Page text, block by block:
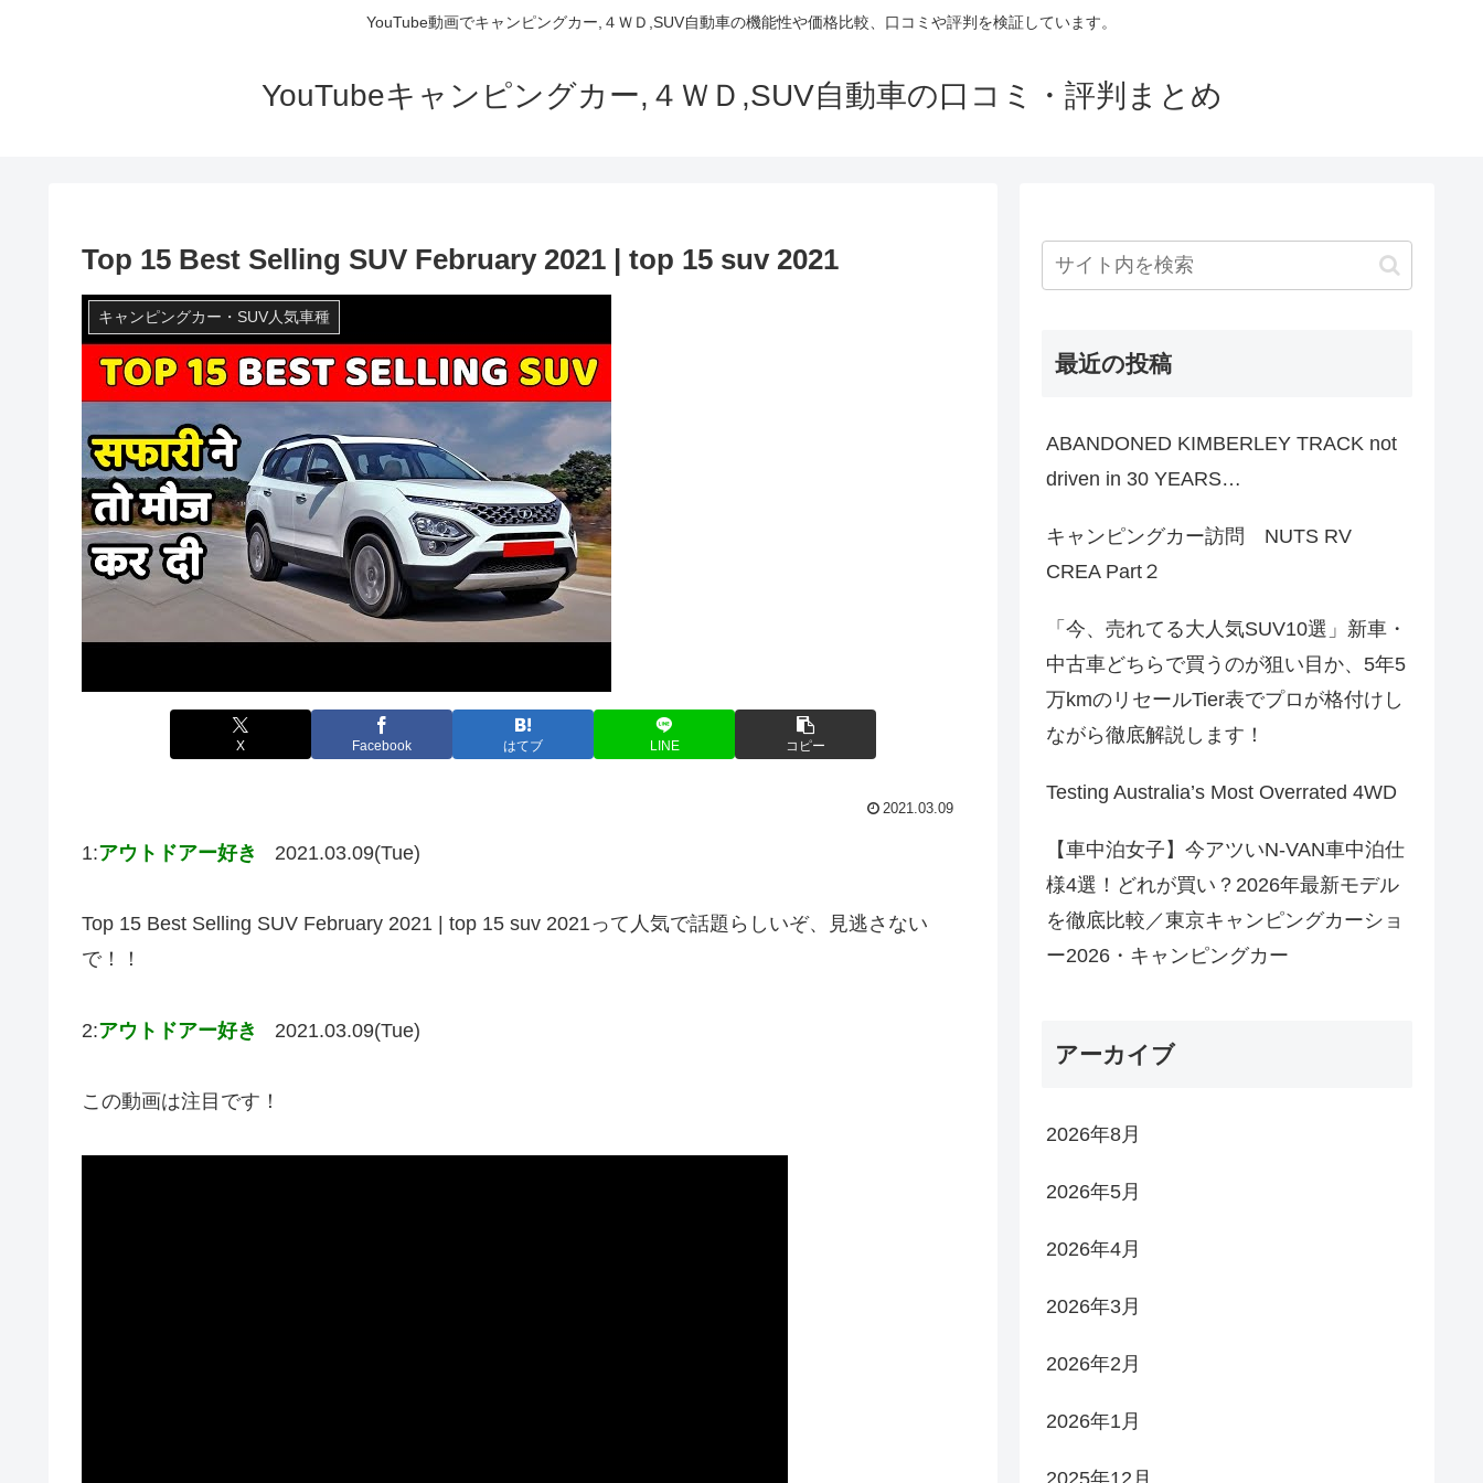
YouTube動画でキャンピングカー,４ＷＤ,SUV自動車の機能性や価格比較、口コミや評判を検証しています。
YouTubeキャンピングカー,４ＷＤ,SUV自動車の口コミ・評判まとめ
Top 15 Best Selling SUV February 2021 | top 15 suv 2021
キャンピングカー・SUV人気車種
X Facebook はてブ LINE コピー
2021.03.09
1:アウトドアー好き 2021.03.09(Tue)
Top 15 Best Selling SUV February 2021 | top 15 suv 2021って人気で話題らしいぞ、見逃さない
で！！
2:アウトドアー好き 2021.03.09(Tue)
この動画は注目です！
最近の投稿
ABANDONED KIMBERLEY TRACK not
driven in 30 YEARS…
キャンピングカー訪問 NUTS RV
CREA Part２
「今、売れてる大人気SUV10選」新車・
中古車どちらで買うのが狙い目か、5年5
万kmのリセールTier表でプロが格付けし
ながら徹底解説します！
Testing Australia’s Most Overrated 4WD
【車中泊女子】今アツいN-VAN車中泊仕
様4選！どれが買い？2026年最新モデル
を徹底比較／東京キャンピングカーショ
ー2026・キャンピングカー
アーカイブ
2026年8月
2026年5月
2026年4月
2026年3月
2026年2月
2026年1月
2025年12月